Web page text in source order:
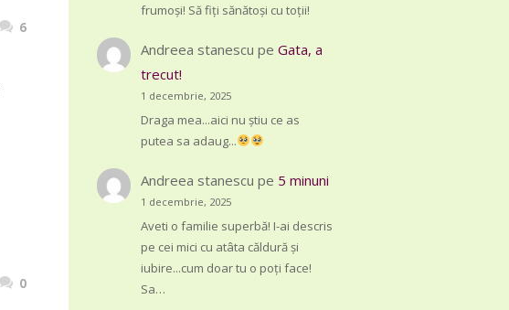
6
0
frumoși! Să fiți sănătoși cu toții!
Andreea stanescu peGata, a
trecut!
1 decembrie, 2025
Draga mea...aici nu știu ce as
putea sa adaug...
Andreea stanescu pe 5 minuni
1 decembrie, 2025
Aveti o familie superbă! I-ai descris
pe cei mici cu atâta căldură și
iubire...cum doar tu o poți face!
Sa…